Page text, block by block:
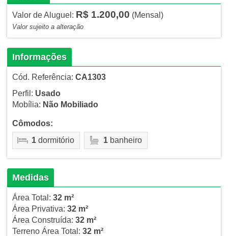
Valor de Aluguel: R$ 1.200,00 (Mensal)
Valor sujeito a alteração
Informações
Cód. Referência: CA1303
Perfil: Usado
Mobília: Não Mobiliado
Cômodos:
1dormitório 1banheiro
Medidas
Área Total: 32 m²
Área Privativa: 32 m²
Área Construída: 32 m²
Terreno Área Total: 32 m²